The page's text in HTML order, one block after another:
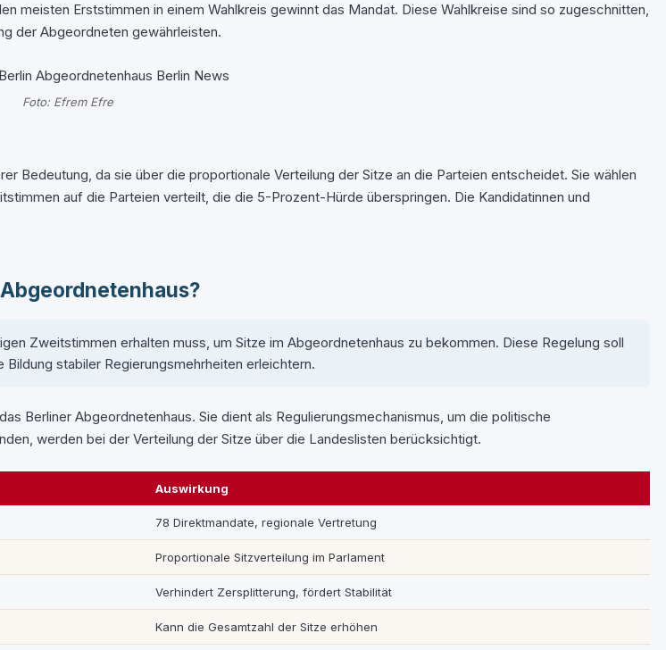
meisten Erststimmen in einem Wahlkreis gewinnt das Mandat. Diese Wahlkreise sind so zugeschnitten,
der Abgeordneten gewährleisten.
Foto: Efrem Efre
Bedeutung, da sie über die proportionale Verteilung der Sitze an die Parteien entscheidet. Sie wählen
auf die Parteien verteilt, die die 5-Prozent-Hürde überspringen. Die Kandidatinnen und
Zweitstimmen erhalten muss, um Sitze im Abgeordnetenhaus zu bekommen. Diese Regelung soll
stabiler Regierungsmehrheiten erleichtern.
Berliner Abgeordnetenhaus. Sie dient als Regulierungsmechanismus, um die politische
werden bei der Verteilung der Sitze über die Landeslisten berücksichtigt.
Auswirkung
78 Direktmandate, regionale Vertretung
Proportionale Sitzverteilung im Parlament
Verhindert Zersplitterung, fördert Stabilität
Kann die Gesamtzahl der Sitze erhöhen